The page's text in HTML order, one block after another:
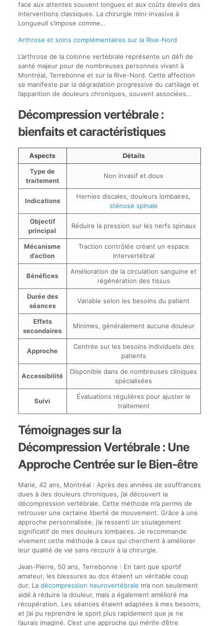
face aux attentes souvent longues et aux coûts élevés des
interventions classiques. La chirurgie mini-invasive à
Longueuil s’impose comme…
Arthrose et soins complémentaires sur la Rive-Nord
L’arthrose de la colonne vertébrale représente un défi de
santé majeur pour de nombreuses personnes vivant à
Montréal, Terrebonne et sur la Rive-Nord. Cette affection
se manifeste par la dégradation progressive du cartilage et
l’apparition de douleurs chroniques, souvent associées…
Décompression vertébrale :
bienfaits et caractéristiques
Aspects
Détails
Type de
traitement
Non invasif et doux
Indications
Hernies discales, douleurs lombaires,
sténose spinale
Objectif
principal
Réduire la pression sur les nerfs spinaux
Mécanisme
d’action
Traction contrôlée créant un espace
intervertébral
Bénéfices
Amélioration de la circulation sanguine et
régénération des tissus
Durée des
séances
Variable selon les besoins du patient
Effets
secondaires
Minimes, généralement aucune douleur
Approche
Centrée sur les besoins individuels des
patients
Accessibilité
Disponible dans de nombreuses cliniques
spécialisées
Suivi
Évaluations régulières pour ajuster le
traitement
Témoignages sur la
Décompression Vertébrale : Une
Approche Centrée sur le Bien-être
Marie, 42 ans, Montréal : Après des années de souffrances
dues à des douleurs chroniques, j’ai découvert la
décompression vertébrale. Cette méthode m’a permis de
retrouver une certaine liberté de mouvement. Grâce à une
approche personnalisée, j’ai ressenti un soulagement
significatif de mes douleurs lombaires. Je recommande
vivement cette méthode à ceux qui cherchent à améliorer
leur qualité de vie sans recourir à la chirurgie.
Jean-Pierre, 50 ans, Terrebonne : En tant que sportif
amateur, les blessures au dos étaient un véritable coup
dur. La décompression neurovertébrale m’a non seulement
aidé à réduire la douleur, mais a également amélioré ma
récupération. Les séances étaient adaptées à mes besoins,
et j’ai pu reprendre le sport plus rapidement que je ne
l’aurais imaginé. C’est une approche qui mérite d’être